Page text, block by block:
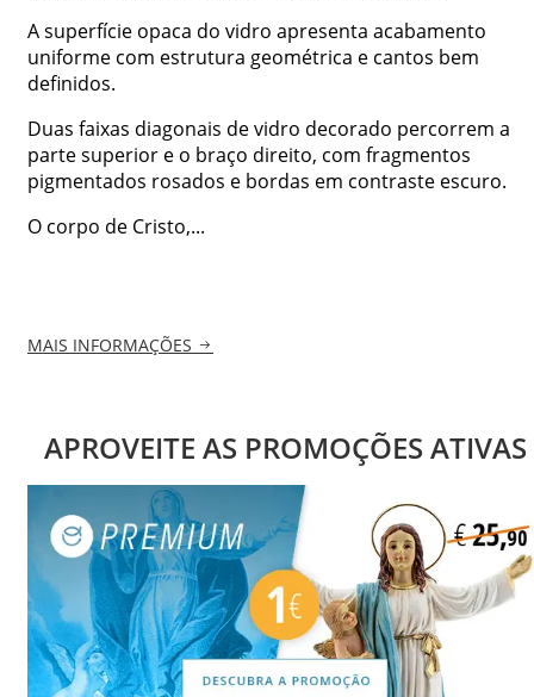
A superfície opaca do vidro apresenta acabamento
uniforme com estrutura geométrica e cantos bem
definidos.
Duas faixas diagonais de vidro decorado percorrem a
parte superior e o braço direito, com fragmentos
pigmentados rosados e bordas em contraste escuro.
O corpo de Cristo,...
MAIS INFORMAÇÕES
APROVEITE AS PROMOÇÕES ATIVAS